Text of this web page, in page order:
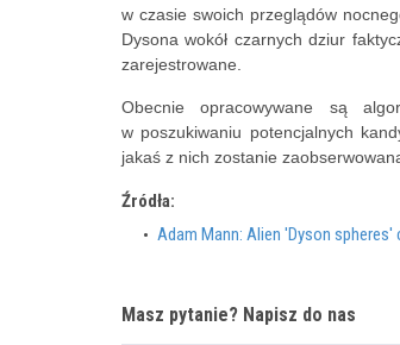
w czasie swoich przeglądów
Dysona wokół czarnych dziur
zarejestrowane.
Obecnie opracowywane są
w poszukiwaniu potencjalnych
jakaś z nich zostanie
Źródła:
Adam Mann: Alien 'Dyson
Masz pytanie? Napisz do nas